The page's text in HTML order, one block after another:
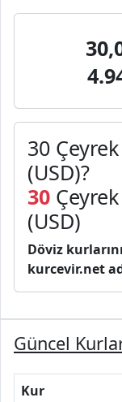
30
(USD)?
30
(USD)
Döviz
kurcevir.net
Güncel
Kur